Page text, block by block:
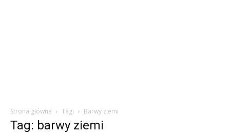
Strona główna Tagi Barwy ziemi
Tag: barwy ziemi